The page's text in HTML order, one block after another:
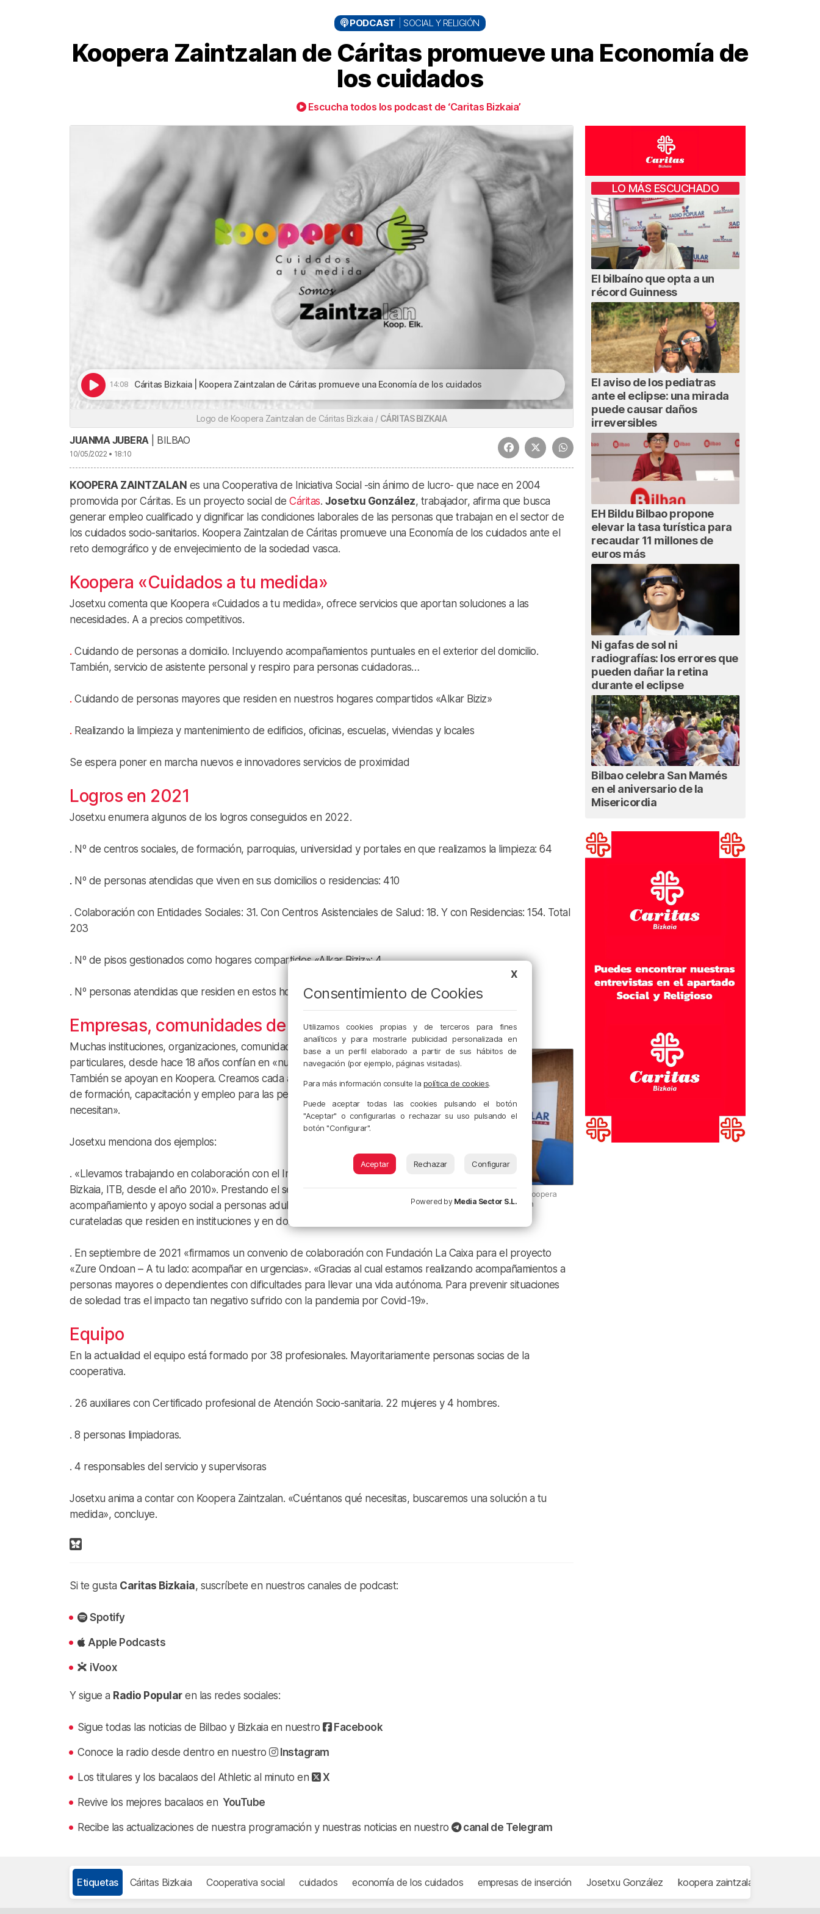
PODCAST SOCIAL Y RELIGIÓN
Koopera Zaintzalan de Cáritas promueve una Economía de
los cuidados
Escucha todos los podcast de ‘Caritas Bizkaia’
14:08 Cáritas Bizkaia | Koopera Zaintzalan de Cáritas promueve una Economía de los cuidados
Logo de Koopera Zaintzalan de Cáritas Bizkaia / CÁRITAS BIZKAIA
JUANMA JUBERA | BILBAO
10/05/2022 • 18:10
KOOPERA ZAINTZALAN es una Cooperativa de Iniciativa Social -sin ánimo de lucro- que nace en 2004
promovida por Cáritas. Es un proyecto social de Cáritas. Josetxu González, trabajador, afirma que busca
generar empleo cualificado y dignificar las condiciones laborales de las personas que trabajan en el sector de
los cuidados socio-sanitarios. Koopera Zaintzalan de Cáritas promueve una Economía de los cuidados ante el
reto demográfico y de envejecimiento de la sociedad vasca.
Koopera «Cuidados a tu medida»
Josetxu comenta que Koopera «Cuidados a tu medida», ofrece servicios que aportan soluciones a las
necesidades. A a precios competitivos.
. Cuidando de personas a domicilio. Incluyendo acompañamientos puntuales en el exterior del domicilio.
También, servicio de asistente personal y respiro para personas cuidadoras…
. Cuidando de personas mayores que residen en nuestros hogares compartidos «Alkar Biziz»
. Realizando la limpieza y mantenimiento de edificios, oficinas, escuelas, viviendas y locales
Se espera poner en marcha nuevos e innovadores servicios de proximidad
Logros en 2021
Josetxu enumera algunos de los logros conseguidos en 2022.
. Nº de centros sociales, de formación, parroquias, universidad y portales en que realizamos la limpieza: 64
. Nº de personas atendidas que viven en sus domicilios o residencias: 410
. Colaboración con Entidades Sociales: 31. Con Centros Asistenciales de Salud: 18. Y con Residencias: 154. Total
203
. Nº de pisos gestionados como hogares compartidos «Alkar Biziz»: 4
. Nº personas atendidas que residen en estos hogares compartidos que gestionamos: 19
Empresas, comunidades de vecinos y particulares
Josetxu González, Trabajador de Koopera
Zaintzalan de Cáritas Bizkaia
Muchas instituciones, organizaciones, comunidades de vecinos y
particulares, desde hace 18 años confían en «nuestros servicios».
También se apoyan en Koopera. Creamos cada año oportunidades
de formación, capacitación y empleo para las personas que más lo
necesitan».
Josetxu menciona dos ejemplos:
. «Llevamos trabajando en colaboración con el Instituto Tutelar de
Bizkaia, ITB, desde el año 2010». Prestando el servicio de
acompañamiento y apoyo social a personas adultas tuteladas y
curateladas que residen en instituciones y en domicilio.
. En septiembre de 2021 «firmamos un convenio de colaboración con Fundación La Caixa para el proyecto
«Zure Ondoan – A tu lado: acompañar en urgencias». «Gracias al cual estamos realizando acompañamientos a
personas mayores o dependientes con dificultades para llevar una vida autónoma. Para prevenir situaciones
de soledad tras el impacto tan negativo sufrido con la pandemia por Covid-19».
Equipo
En la actualidad el equipo está formado por 38 profesionales. Mayoritariamente personas socias de la
cooperativa.
. 26 auxiliares con Certificado profesional de Atención Socio-sanitaria. 22 mujeres y 4 hombres.
. 8 personas limpiadoras.
. 4 responsables del servicio y supervisoras
Josetxu anima a contar con Koopera Zaintzalan. «Cuéntanos qué necesitas, buscaremos una solución a tu
medida», concluye.
Si te gusta Caritas Bizkaia, suscríbete en nuestros canales de podcast:
Spotify
Apple Podcasts
iVoox
Y sigue a Radio Popularen las redes sociales:
Sigue todas las noticias de Bilbao y Bizkaia en nuestro Facebook
Conoce la radio desde dentro en nuestro Instagram
Los titulares y los bacalaos del Athletic al minuto en X
Revive los mejores bacalaos en YouTube
Recibe las actualizaciones de nuestra programación y nuestras noticias en nuestro canal de Telegram
LO MÁS ESCUCHADO
El bilbaíno que opta a un
récord Guinness
El aviso de los pediatras
ante el eclipse: una mirada
puede causar daños
irreversibles
EH Bildu Bilbao propone
elevar la tasa turística para
recaudar 11 millones de
euros más
Ni gafas de sol ni
radiografías: los errores que
pueden dañar la retina
durante el eclipse
Bilbao celebra San Mamés
en el aniversario de la
Misericordia
Etiquetas Cáritas Bizkaia Cooperativa social cuidados economía de los cuidados empresas de inserción Josetxu González koopera zaintzalan
X
Consentimiento de Cookies
Utilizamos cookies propias y de terceros para fines
analíticos y para mostrarle publicidad personalizada en
base a un perfil elaborado a partir de sus hábitos de
navegación (por ejemplo, páginas visitadas).
Para más información consulte la política de cookies.
Puede aceptar todas las cookies pulsando el botón
"Aceptar" o configurarlas o rechazar su uso pulsando el
botón "Configurar".
Aceptar Rechazar Configurar
Powered by Media Sector S.L.